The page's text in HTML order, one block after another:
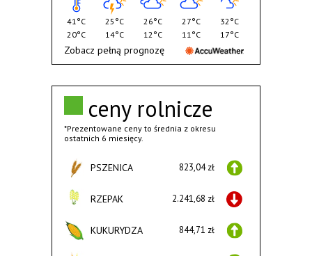
ceny rolnicze
*Prezentowane ceny to średnia z okresu
ostatnich 6 miesięcy.
PSZENICA 823,04 zł
RZEPAK 2.241,68 zł
KUKURYDZA 844,71 zł
41°C
20°C
25°C
14°C
26°C
12°C
27°C
11°C
32°C
17°C
Zobacz pełną prognozę